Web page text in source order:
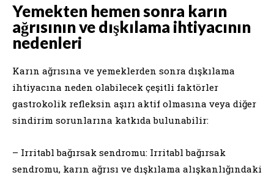
Yemekten hemen sonra karın
ağrısının ve dışkılama ihtiyacının
nedenleri
Karın ağrısına ve yemeklerden sonra dışkılama
ihtiyacına neden olabilecek çeşitli faktörler
gastrokolik refleksin aşırı aktif olmasına veya diğer
sindirim sorunlarına katkıda bulunabilir:
– Irritabl bağırsak sendromu: Irritabl bağırsak
sendromu, karın ağrısı ve dışkılama alışkanlığındaki